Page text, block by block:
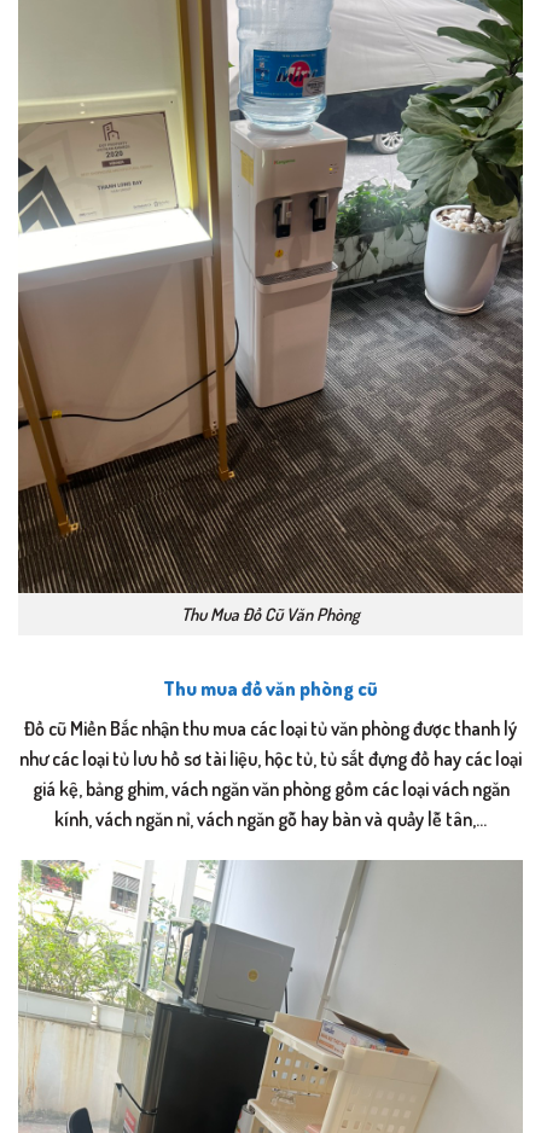
Thu Mua Đồ Cũ Văn Phòng
Thu mua đồ văn phòng cũ
Đồ cũ Miền Bắc nhận thu mua các loại tủ văn phòng được thanh lý
như các loại tủ lưu hồ sơ tài liệu, hộc tủ, tủ sắt đựng đồ hay các loại
giá kệ, bảng ghim, vách ngăn văn phòng gồm các loại vách ngăn
kính, vách ngăn nỉ, vách ngăn gỗ hay bàn và quầy lễ tân,…